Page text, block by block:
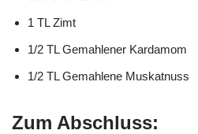
1 TL Zimt
1/2 TL Gemahlener Kardamom
1/2 TL Gemahlene Muskatnuss
Zum Abschluss: